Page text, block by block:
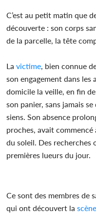
C’est au petit matin que
découverte : son corps
de la parcelle, la tête
Lavictime , bien connue
son engagement dans
domicile la veille, en fin
son panier, sans jamais
siens. Son absence
proches, avait
du soleil. Des recherches
premières lueurs du jour.
Ce sont des membres de
qui ont découvert lascène